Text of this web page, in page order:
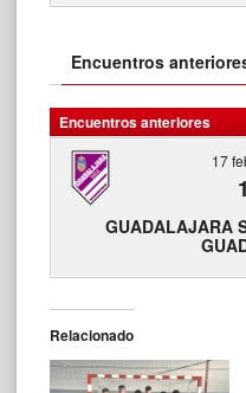
Encuentros
Encuentros anteriores
17
GUADALAJARA
Relacionado